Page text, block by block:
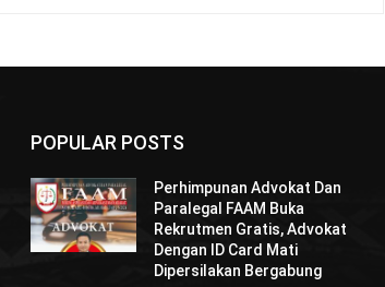
POPULAR POSTS
Perhimpunan Advokat Dan
Paralegal FAAM Buka
Rekrutmen Gratis, Advokat
Dengan ID Card Mati
Dipersilakan Bergabung